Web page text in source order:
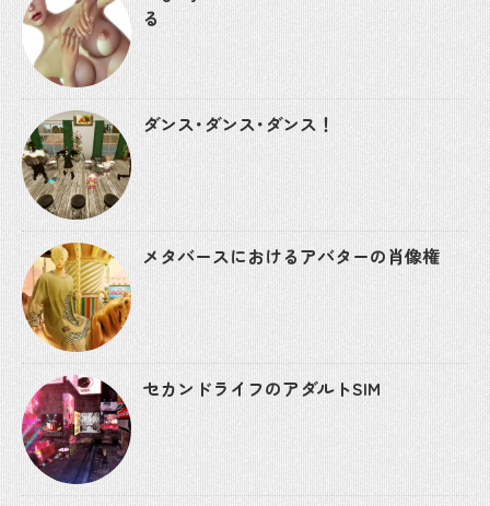
る
ダンス･ダンス･ダンス！
メタバースにおけるアバターの肖像権
セカンドライフのアダルトSIM